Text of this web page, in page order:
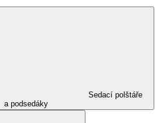
Sedací polštáře
a podsedáky